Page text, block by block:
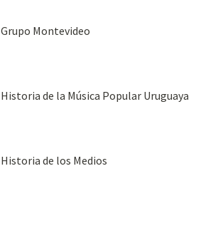
Grupo Montevideo
Historia de la Música Popular Uruguaya
Historia de los Medios